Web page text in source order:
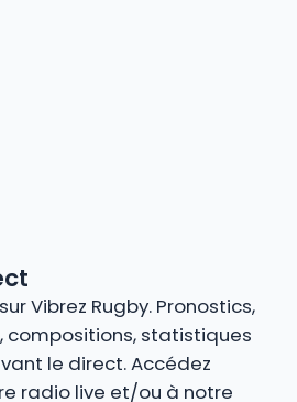
Vibrez Rugby. Pronostics,
statistiques
le direct. Accédez
radio live et/ou à notre